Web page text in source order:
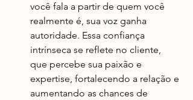
você fala a partir de quem você
realmente é, sua voz ganha
autoridade. Essa confiança
intrínseca se reflete no cliente,
que percebe sua paixão e
expertise, fortalecendo a relação e
aumentando as chances de